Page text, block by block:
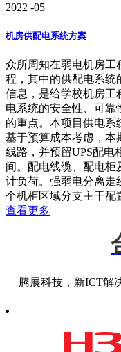
2022 -05
机房供配电系统方案
众所周知在弱电机房工
程，其中的供配电系统
信息，是给学校机房工
电系统的安全性、可靠
的重点。本项目供电系
基于预算成本考虑，本
线路，并预留UPS配电
间。配电线缆、配电
计负荷。强弱电分离走
个机柜区域分支主干配
查看更多
腾展科技，新ICT解